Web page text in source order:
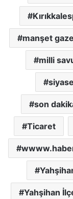
manşet
milli
son
Ticaret
Yahşihan